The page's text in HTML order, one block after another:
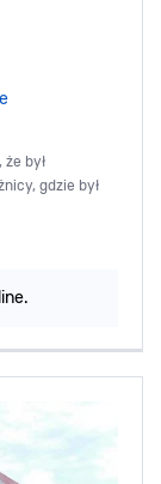
był
gdzie był